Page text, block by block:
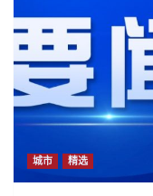
城市 精选